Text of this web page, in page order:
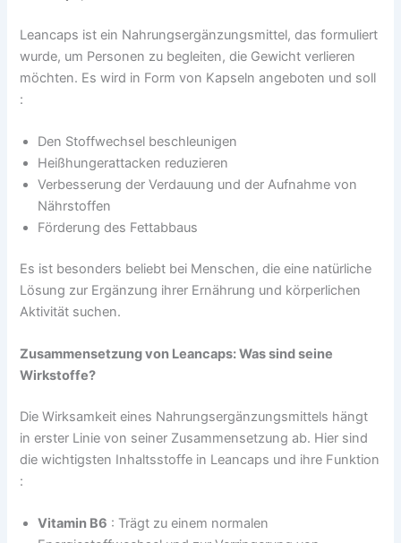
Leancaps ist ein Nahrungsergänzungsmittel, das formuliert
wurde, um Personen zu begleiten, die Gewicht verlieren
möchten. Es wird in Form von Kapseln angeboten und soll
:
Den Stoffwechsel beschleunigen
Heißhungerattacken reduzieren
Verbesserung der Verdauung und der Aufnahme von
Nährstoffen
Förderung des Fettabbaus
Es ist besonders beliebt bei Menschen, die eine natürliche
Lösung zur Ergänzung ihrer Ernährung und körperlichen
Aktivität suchen.
Zusammensetzung von Leancaps: Was sind seine
Wirkstoffe?
Die Wirksamkeit eines Nahrungsergänzungsmittels hängt
in erster Linie von seiner Zusammensetzung ab. Hier sind
die wichtigsten Inhaltsstoffe in Leancaps und ihre Funktion
:
Vitamin B6 : Trägt zu einem normalen